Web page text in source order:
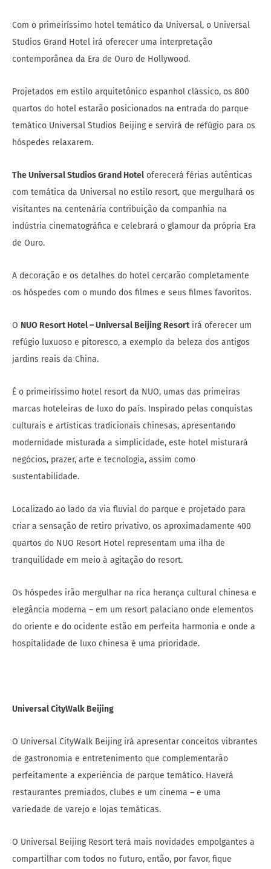
Com o primeiríssimo hotel temático da Universal, o Universal
Studios Grand Hotel irá oferecer uma interpretação
contemporânea da Era de Ouro de Hollywood.
Projetados em estilo arquitetônico espanhol clássico, os 800
quartos do hotel estarão posicionados na entrada do parque
temático Universal Studios Beijing e servirá de refúgio para os
hóspedes relaxarem.
The Universal Studios Grand Hotel oferecerá férias autênticas
com temática da Universal no estilo resort, que mergulhará os
visitantes na centenária contribuição da companhia na
indústria cinematográfica e celebrará o glamour da própria Era
de Ouro.
A decoração e os detalhes do hotel cercarão completamente
os hóspedes com o mundo dos filmes e seus filmes favoritos.
O NUO Resort Hotel – Universal Beijing Resortirá oferecer um
refúgio luxuoso e pitoresco, a exemplo da beleza dos antigos
jardins reais da China.
É o primeiríssimo hotel resort da NUO, umas das primeiras
marcas hoteleiras de luxo do país. Inspirado pelas conquistas
culturais e artísticas tradicionais chinesas, apresentando
modernidade misturada a simplicidade, este hotel misturará
negócios, prazer, arte e tecnologia, assim como
sustentabilidade.
Localizado ao lado da via fluvial do parque e projetado para
criar a sensação de retiro privativo, os aproximadamente 400
quartos do NUO Resort Hotel representam uma ilha de
tranquilidade em meio à agitação do resort.
Os hóspedes irão mergulhar na rica herança cultural chinesa e
elegância moderna – em um resort palaciano onde elementos
do oriente e do ocidente estão em perfeita harmonia e onde a
hospitalidade de luxo chinesa é uma prioridade.
Universal CityWalk Beijing
O Universal CityWalk Beijing irá apresentar conceitos vibrantes
de gastronomia e entretenimento que complementarão
perfeitamente a experiência de parque temático. Haverá
restaurantes premiados, clubes e um cinema – e uma
variedade de varejo e lojas temáticas.
O Universal Beijing Resort terá mais novidades empolgantes a
compartilhar com todos no futuro, então, por favor, fique